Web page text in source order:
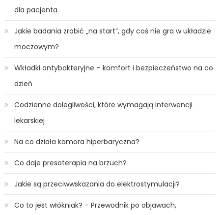
dla pacjenta
Jakie badania zrobić „na start”, gdy coś nie gra w układzie
moczowym?
Wkładki antybakteryjne – komfort i bezpieczeństwo na co
dzień
Codzienne dolegliwości, które wymagają interwencji
lekarskiej
Na co działa komora hiperbaryczna?
Co daje presoterapia na brzuch?
Jakie są przeciwwskazania do elektrostymulacji?
Co to jest włókniak? – Przewodnik po objawach,